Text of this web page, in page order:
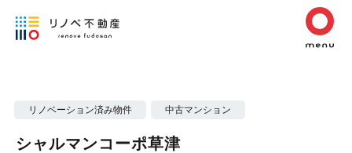
リノベーション済み物件 中古マンション
シャルマンコーポ草津